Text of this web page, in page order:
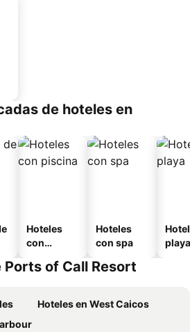
de hoteles en
Hoteles
con
Hoteles
con spa
playa
of Call Resort
Hoteles en West Caicos